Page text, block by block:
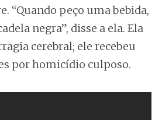
“Quando peço uma bebida,
negra”, disse a ela. Ela
cerebral; ele recebeu
por homicídio culposo.